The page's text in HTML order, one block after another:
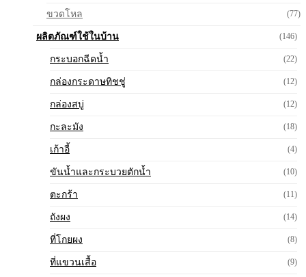
ขวดโหล (77)
ผลิตภัณฑ์ใช้ในบ้าน (146)
กระบอกฉีดน้ำ (22)
กล่องกระดาษทิชชู่ (12)
กล่องสบู่ (12)
กะละมัง (18)
เก้าอี้ (4)
ขันน้ำและกระบวยตักน้ำ (10)
ตะกร้า (11)
ถังผง (14)
ที่โกยผง (8)
ที่แขวนเสื้อ (9)